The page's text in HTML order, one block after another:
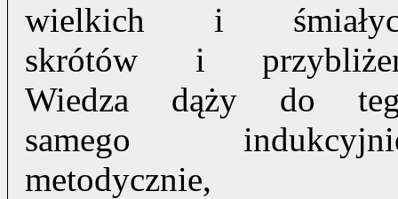
wielkich i
skrótów i
Wiedza dąży do
samego
metodycznie,